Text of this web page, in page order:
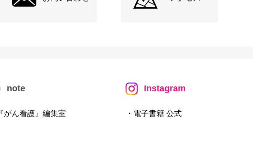
note
がん看護』編集室
Instagram
・電子書籍 公式